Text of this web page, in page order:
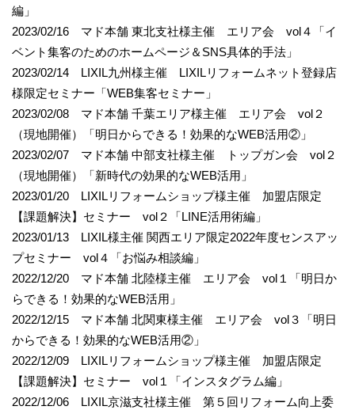
編」
2023/02/16 マド本舗 東北支社様主催 エリア会 vol４「イ
ベント集客のためのホームページ＆SNS具体的手法」
2023/02/14 LIXIL九州様主催 LIXILリフォームネット登録店
様限定セミナー「WEB集客セミナー」
2023/02/08 マド本舗 千葉エリア様主催 エリア会 vol２
（現地開催）「明日からできる！効果的なWEB活用②」
2023/02/07 マド本舗 中部支社様主催 トップガン会 vol２
（現地開催）「新時代の効果的なWEB活用」
2023/01/20 LIXILリフォームショップ様主催 加盟店限定
【課題解決】セミナー vol２「LINE活用術編」
2023/01/13 LIXIL様主催 関西エリア限定2022年度センスアッ
プセミナー vol４「お悩み相談編」
2022/12/20 マド本舗 北陸様主催 エリア会 vol１「明日か
らできる！効果的なWEB活用」
2022/12/15 マド本舗 北関東様主催 エリア会 vol３「明日
からできる！効果的なWEB活用②」
2022/12/09 LIXILリフォームショップ様主催 加盟店限定
【課題解決】セミナー vol１「インスタグラム編」
2022/12/06 LIXIL京滋支社様主催 第５回リフォーム向上委